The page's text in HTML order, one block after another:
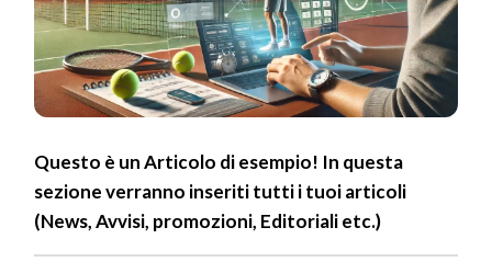
Questo è un Articolo di esempio! In questa
sezione verranno inseriti tutti i tuoi articoli
(News, Avvisi, promozioni, Editoriali etc.)